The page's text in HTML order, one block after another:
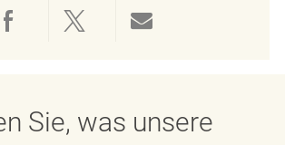
teilen
Über Facebook teilen
Über Twitter teilen
Sie, was unsere